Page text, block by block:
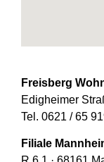
Freisberg
Edigheimer
Tel. 0621 / 65
Filiale